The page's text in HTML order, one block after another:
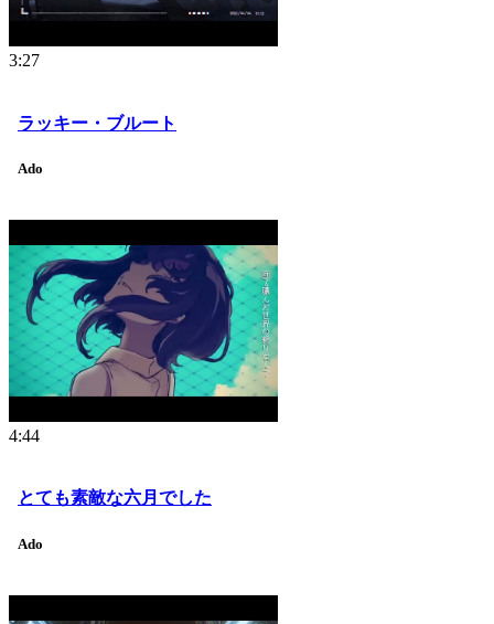
3:27
ラッキー・ブルート
Ado
4:44
とても素敵な六月でした
Ado